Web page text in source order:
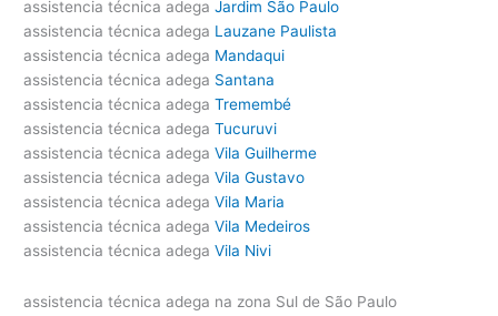
assistencia técnica adega Jardim São Paulo
assistencia técnica adega Lauzane Paulista
assistencia técnica adega Mandaqui
assistencia técnica adega Santana
assistencia técnica adega Tremembé
assistencia técnica adega Tucuruvi
assistencia técnica adega Vila Guilherme
assistencia técnica adega Vila Gustavo
assistencia técnica adega Vila Maria
assistencia técnica adega Vila Medeiros
assistencia técnica adega Vila Nivi
assistencia técnica adega na zona Sul de São Paulo